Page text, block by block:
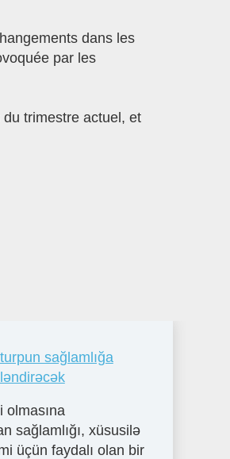
dans les
par les
trimestre actuel, et
sağlamlığa
olmasına
sağlamlığı, xüsusilə
üçün faydalı olan bir